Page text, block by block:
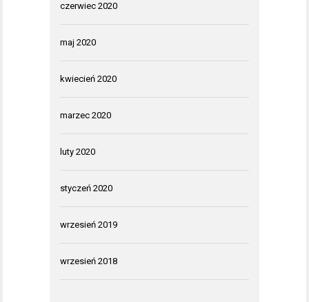
czerwiec 2020
maj 2020
kwiecień 2020
marzec 2020
luty 2020
styczeń 2020
wrzesień 2019
wrzesień 2018